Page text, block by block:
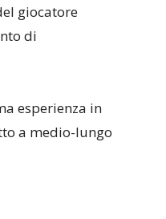
giocatore
di
esperienza in
a medio-lungo